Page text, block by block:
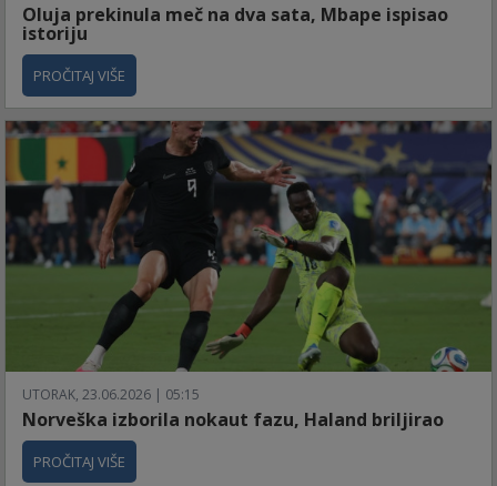
Oluja prekinula meč na dva sata, Mbape ispisao
istoriju
PROČITAJ VIŠE
UTORAK, 23.06.2026 | 05:15
Norveška izborila nokaut fazu, Haland briljirao
PROČITAJ VIŠE